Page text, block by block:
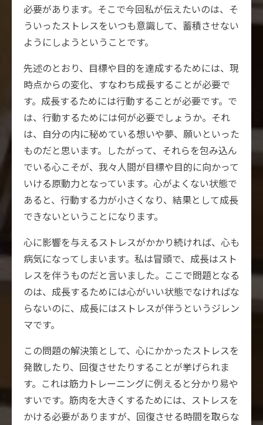
必要があります。そこで今回私が伝えたいのは、そ
ういったストレスをいつも意識して、蓄積させない
ようにしようということです。
先述のとおり、目標や目的を達成するためには、現
時点からの変化、すなわち成長することが必要で
す。成長するためには行動することが必要です。で
は、行動するためには何が必要でしょうか。それ
は、自分の内に秘めている想いや夢、願いといった
ものだと思います。したがって、それらを包み込ん
でいる心こそが、我々人間が目標や目的に向かって
いける原動力となっています。心がよくない状態で
あると、行動する力が小さくなり、結果として成長
できないということになります。
心に影響を与えるストレスがかかり続ければ、心も
病気になってしまいます。私は冒頭で、成長はスト
レスを伴うものだと言いました。ここで問題となる
のは、成長するためには心がいい状態でなければな
らないのに、成長にはストレスが伴うというジレン
マです。
この問題の解決策として、心にかかったストレスを
発散したり、回復させたりすることが挙げられま
す。これは筋力トレーニングに例えると分かり易や
すいです。筋肉を大きくするためには、ストレスを
かける必要がありますが、回復させる時間を取らな